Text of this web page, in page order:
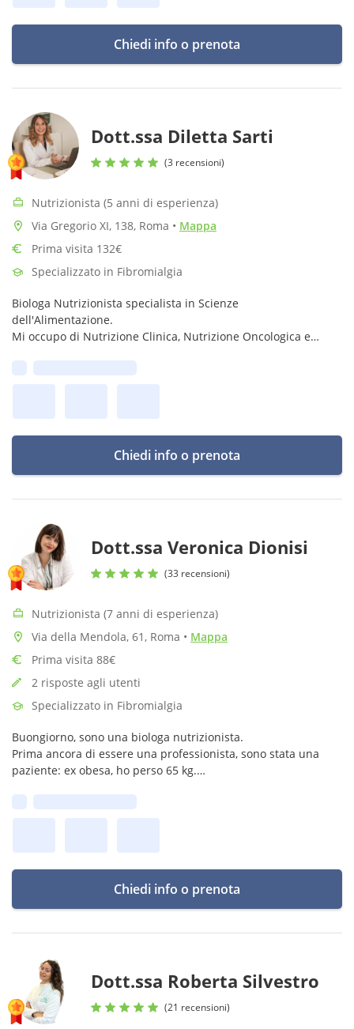
Chiedi info o prenota
Dott.ssa Diletta Sarti
(3 recensioni)
Nutrizionista (5 anni di esperienza)
Via Gregorio XI, 138, Roma • Mappa
Prima visita 132€
Specializzato in Fibromialgia
Biologa Nutrizionista specialista in Scienze
dell'Alimentazione.
Mi occupo di Nutrizione Clinica, Nutrizione Oncologica e
Chiedi info o prenota
Dott.ssa Veronica Dionisi
(33 recensioni)
Nutrizionista (7 anni di esperienza)
Via della Mendola, 61, Roma • Mappa
Prima visita 88€
2 risposte agli utenti
Specializzato in Fibromialgia
Buongiorno, sono una biologa nutrizionista.
Prima ancora di essere una professionista, sono stata una
paziente: ex obesa, ho perso 65 kg.
Chiedi info o prenota
Dott.ssa Roberta Silvestro
(21 recensioni)